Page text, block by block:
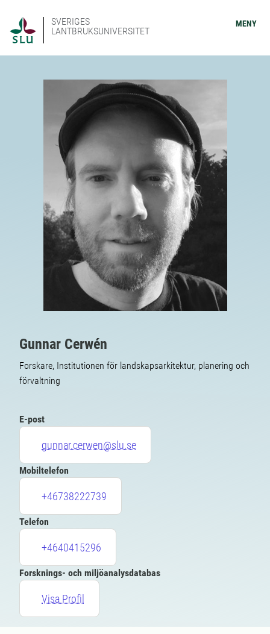
SVERIGES
LANTBRUKSUNIVERSITET
MENY
Gunnar Cerwén
Forskare, Institutionen för landskapsarkitektur, planering och
förvaltning
E-post
gunnar.cerwen@slu.se
Mobiltelefon
+46738222739
Telefon
+4640415296
Forsknings- och miljöanalysdatabas
Visa Profil